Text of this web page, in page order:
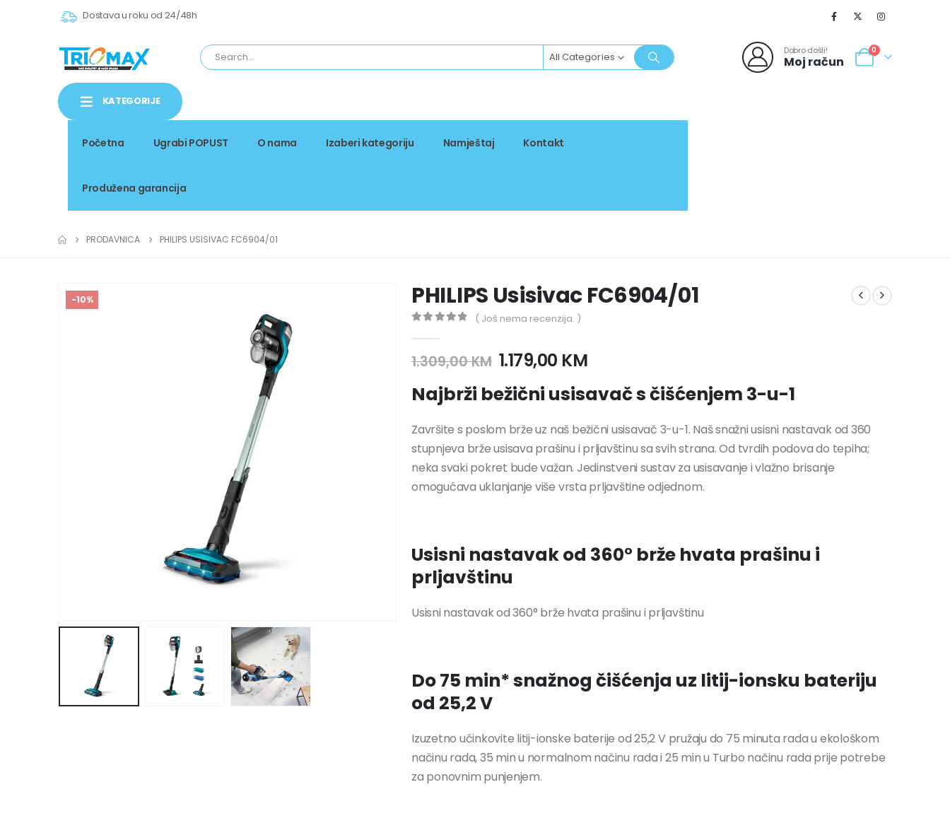
Dostava u roku od 24/48h
All Categories Dobro došli!
Moj račun
0
KATEGORIJE
Početna Ugrabi POPUST O nama Izaberi kategoriju Namještaj Kontakt
Produžena garancija
PRODAVNICA PHILIPS USISIVAC FC6904/01
-10% PHILIPS Usisivac FC6904/01
( Još nema recenzija. )
1.309,00KM 1.179,00 KM
Najbrži bežični usisavačs čišćenjem 3-u-1
Završite s poslom brže uz naš bežični usisavač 3-u-1. Naš snažni usisni nastavak od 360
stupnjeva brže usisava prašinu i prljavštinu sa svih strana. Od tvrdih podova do tepiha;
neka svaki pokret bude važan. Jedinstveni sustav za usisavanje i vlažno brisanje
omogućava uklanjanje više vrsta prljavštine odjednom.
Usisni nastavak od 360° brže hvata prašinu i
prljavštinu
Usisni nastavak od 360° brže hvata prašinu i prljavštinu
Do 75 min* snažnog čišćenja uz litij-ionsku bateriju
od 25,2 V
Izuzetno učinkovite litij-ionske baterije od 25,2 V pružaju do 75 minuta rada u ekološkom
načinu rada, 35 min u normalnom načinu rada i 25 min u Turbo načinu rada prije potrebe
za ponovnim punjenjem.